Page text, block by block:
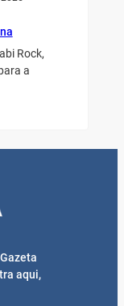
Rock,
a
aqui,